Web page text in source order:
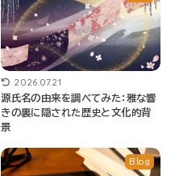
2026.07.21
源氏名の由来を調べてみた：雅な響
きの裏に隠された歴史と文化的背
景
Blog